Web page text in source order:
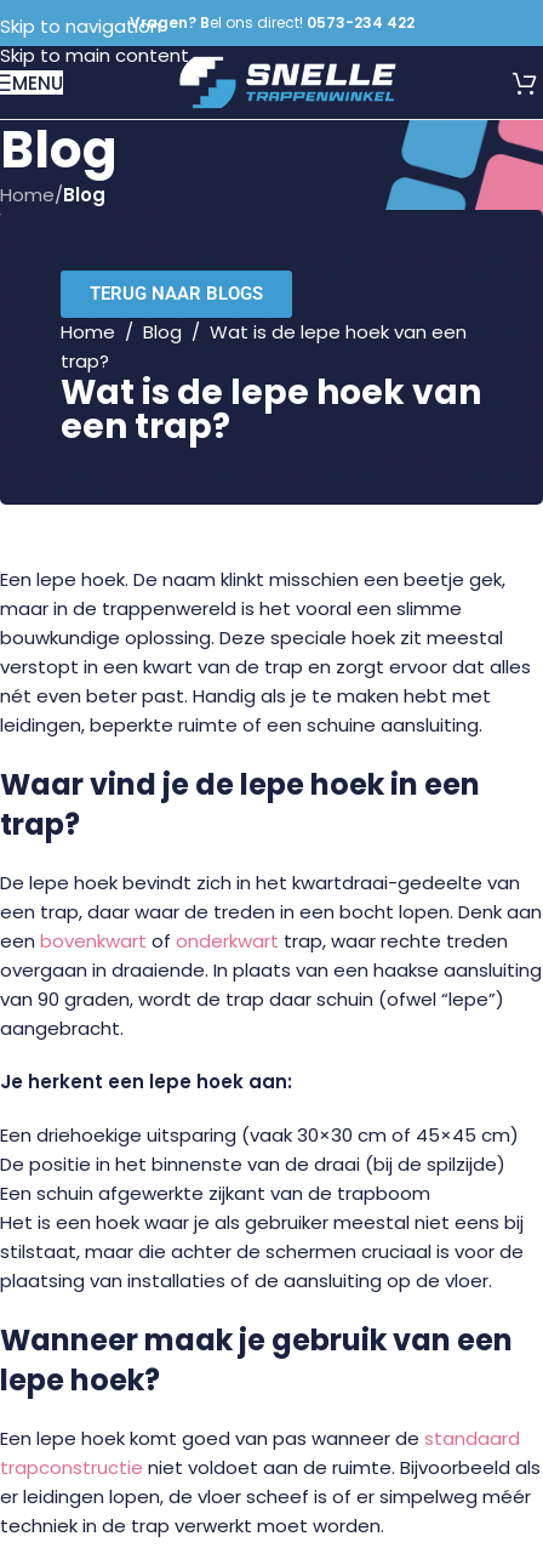
Skip to navigation
Skip to main content
Vragen? Bel ons direct! 0573-234 422
MENU
Blog
Home/Blog
TERUG NAAR BLOGS
Home / Blog / Wat is de lepe hoek van een
trap?
Wat is de lepe hoek van
een trap?
Een lepe hoek. De naam klinkt misschien een beetje gek,
maar in de trappenwereld is het vooral een slimme
bouwkundige oplossing. Deze speciale hoek zit meestal
verstopt in een kwart van de trap en zorgt ervoor dat alles
nét even beter past. Handig als je te maken hebt met
leidingen, beperkte ruimte of een schuine aansluiting.
Waar vind je de lepe hoek in een
trap?
De lepe hoek bevindt zich in het kwartdraai-gedeelte van
een trap, daar waar de treden in een bocht lopen. Denk aan
een bovenkwart of onderkwart trap, waar rechte treden
overgaan in draaiende. In plaats van een haakse aansluiting
van 90 graden, wordt de trap daar schuin (ofwel “lepe”)
aangebracht.
Je herkent een lepe hoek aan:
Een driehoekige uitsparing (vaak 30×30 cm of 45×45 cm)
De positie in het binnenste van de draai (bij de spilzijde)
Een schuin afgewerkte zijkant van de trapboom
Het is een hoek waar je als gebruiker meestal niet eens bij
stilstaat, maar die achter de schermen cruciaal is voor de
plaatsing van installaties of de aansluiting op de vloer.
Wanneer maak je gebruik van een
lepe hoek?
Een lepe hoek komt goed van pas wanneer de standaard
trapconstructie niet voldoet aan de ruimte. Bijvoorbeeld als
er leidingen lopen, de vloer scheef is of er simpelweg méér
techniek in de trap verwerkt moet worden.